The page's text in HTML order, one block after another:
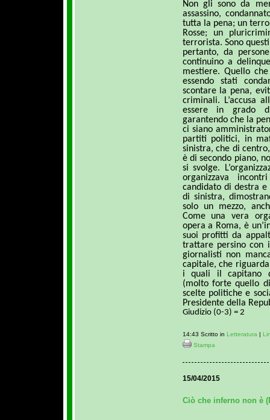
Non gli sono da
assassino,
tutta la pena; un
Rosse; un
terrorista. Sono
pertanto, da
continuino a
mestiere. Quello
essendo stati
scontare la pena,
criminali. L’accusa
essere in grado
garantendo che la
ci siano
partiti politici, in
sinistra, che di
è di secondo piano,
si svolge.
organizzava
candidato di destra
di sinistra,
solo un mezzo,
Come una vera
opera a Roma, è
suoi profitti da
trattare persino con
giornalisti non
capitale, che
i quali il capitano
(molto forte quello
scelte politiche e
Presidente della
Giudizio (0-3) = 2
14:43 Scritto in Letteratura |
Stampa
15/04/2015
Ciò che inferno non è